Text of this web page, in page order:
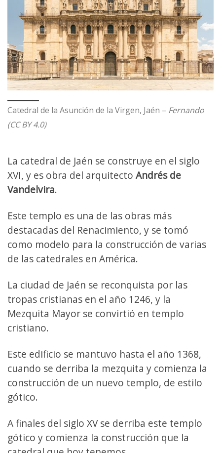
Catedral de la Asunción de la Virgen, Jaén – Fernando
(CC BY 4.0)
La catedral de Jaén se construye en el siglo
XVI, y es obra del arquitecto Andrés de
Vandelvira.
Este templo es una de las obras más
destacadas del Renacimiento, y se tomó
como modelo para la construcción de varias
de las catedrales en América.
La ciudad de Jaén se reconquista por las
tropas cristianas en el año 1246, y la
Mezquita Mayor se convirtió en templo
cristiano.
Este edificio se mantuvo hasta el año 1368,
cuando se derriba la mezquita y comienza la
construcción de un nuevo templo, de estilo
gótico.
A finales del siglo XV se derriba este templo
gótico y comienza la construcción que la